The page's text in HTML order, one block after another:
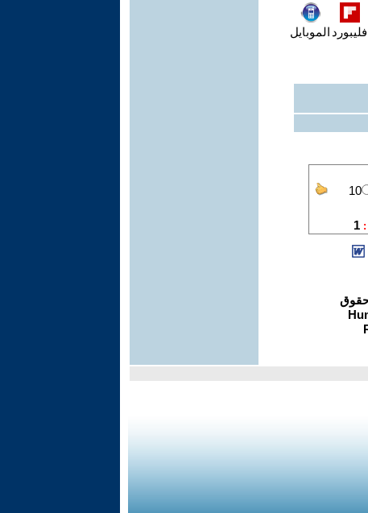
فليبورد الموبايل